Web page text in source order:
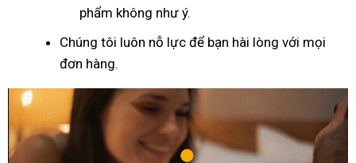
phẩm không như ý.
Chúng tôi luôn nỗ lực để bạn hài lòng với mọi
đơn hàng.